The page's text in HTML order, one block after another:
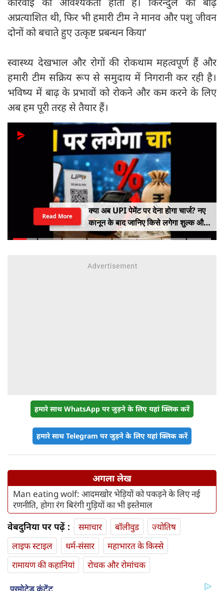
अप्रत्याशित थी, फिर भी हमारी टीम ने मानव और पशु जीवन
दोनों को बचाते हुए उत्कृष्ट प्रबन्धन किया’
स्वास्थ्य देखभाल और रोगों की रोकथाम महत्वपूर्ण हैं और
हमारी टीम सक्रिय रूप से समुदाय में निगरानी कर रही है।
भविष्य में बाढ़ के प्रभावों को रोकने और कम करने के लिए
अब हम पूरी तरह से तैयार हैं।
क्या अब UPI पेमेंट पर देना होगा चार्ज? नए
कानून के बाद जानिए किसे लगेगा शुल्क और
किसे नहीं
Read More
हमारे साथ WhatsApp पर जुड़ने के लिए यहां क्लिक करें
हमारे साथ Telegram पर जुड़ने के लिए यहां क्लिक करें
अगला लेख
Man eating wolf: आदमखोर भेड़ियों को पकड़ने के लिए नई
रणनीति, होगा रंग बिरंगी गुड़ियों का भी इस्तेमाल
वेबदुनिया पर पढ़ें : समाचार बॉलीवुड
ज्योतिष
लाइफ स्‍टाइल
धर्म-संसार
महाभारत के किस्से
रामायण की कहानियां
रोचक और रोमांचक